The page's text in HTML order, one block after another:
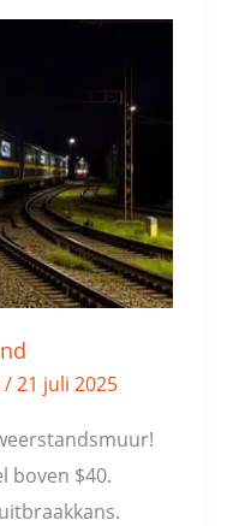
/21 juli 2025
boven $40.